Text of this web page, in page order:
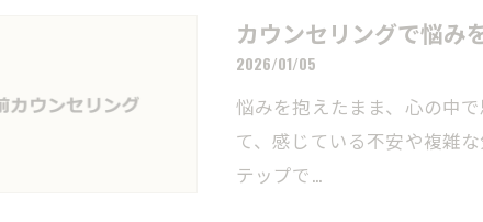
カウンセリングで悩み
2026/01/05
悩みを抱えたまま、心の中
て、感じている不安や複雑
テップで…